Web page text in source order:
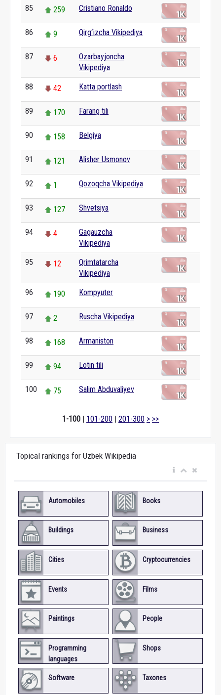
85 259 Cristiano Ronaldo
86 9 Qirgʻizcha Vikipediya
87 6
Ozarbayjoncha
Vikipediya
88 42 Katta portlash
89 170 Farang tili
90 158 Belgiya
91 121 Alisher Usmonov
92 1 Qozoqcha Vikipediya
93 127 Shvetsiya
94 4
Gagauzcha
Vikipediya
95 12
Qrimtatarcha
Vikipediya
96 190 Kompyuter
97 2 Ruscha Vikipediya
98 168 Armaniston
99 94 Lotin tili
100 75 Salim Abduvaliyev
1-100 | 101-200 | 201-300 > >>
Topical rankings for Uzbek Wikipedia
Automobiles Books
Buildings Business
Cities Cryptocurrencies
Events Films
Paintings People
Programming
languages
Shops
Software Taxones